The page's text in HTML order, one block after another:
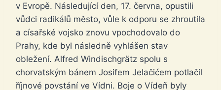
v Evropě. Následující den, 17. června, opustili
vůdci radikálů město, vůle k odporu se zhroutila
a císařské vojsko znovu vpochodovalo do
Prahy, kde byl následně vyhlášen stav
obležení. Alfred Windischgrätz spolu s
chorvatským bánem Josifem Jelačićem potlačil
říjnové povstání ve Vídni. Boje o Vídeň byly